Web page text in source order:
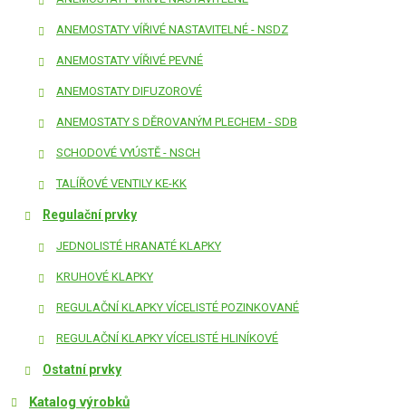
ANEMOSTATY VÍŘIVÉ NASTAVITELNÉ - NSDZ
ANEMOSTATY VÍŘIVÉ PEVNÉ
ANEMOSTATY DIFUZOROVÉ
ANEMOSTATY S DĚROVANÝM PLECHEM - SDB
SCHODOVÉ VYÚSTĚ - NSCH
TALÍŘOVÉ VENTILY KE-KK
Regulační prvky
JEDNOLISTÉ HRANATÉ KLAPKY
KRUHOVÉ KLAPKY
REGULAČNÍ KLAPKY VÍCELISTÉ POZINKOVANÉ
REGULAČNÍ KLAPKY VÍCELISTÉ HLINÍKOVÉ
Ostatní prvky
Katalog výrobků